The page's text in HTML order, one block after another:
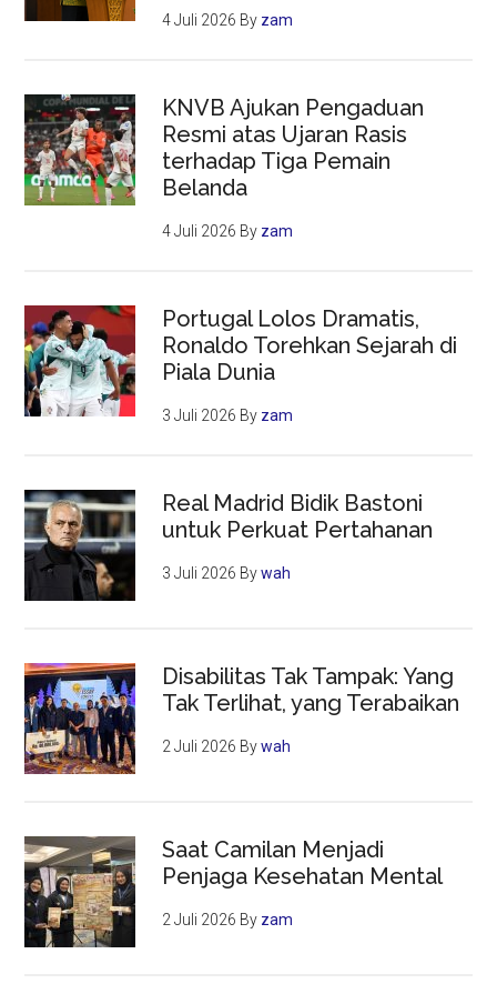
4 Juli 2026 By zam
KNVB Ajukan Pengaduan
Resmi atas Ujaran Rasis
terhadap Tiga Pemain
Belanda
4 Juli 2026 By zam
Portugal Lolos Dramatis,
Ronaldo Torehkan Sejarah di
Piala Dunia
3 Juli 2026 By zam
Real Madrid Bidik Bastoni
untuk Perkuat Pertahanan
3 Juli 2026 Bywah
Disabilitas Tak Tampak: Yang
Tak Terlihat, yang Terabaikan
2 Juli 2026 Bywah
Saat Camilan Menjadi
Penjaga Kesehatan Mental
2 Juli 2026 By zam